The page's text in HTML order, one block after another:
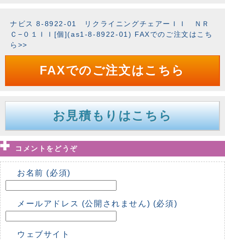
ナビス 8-8922-01 リクライニングチェアーＩＩ ＮＲ
Ｃ−０１ＩＩ[個](as1-8-8922-01) FAXでのご注文はこち
ら>>
FAXでのご注文はこちら
お見積もりはこちら
コメントをどうぞ
お名前 (必須)
メールアドレス (公開されません) (必須)
ウェブサイト